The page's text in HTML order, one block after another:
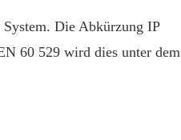
Die Abkürzung IP
60 529 wird dies unter dem